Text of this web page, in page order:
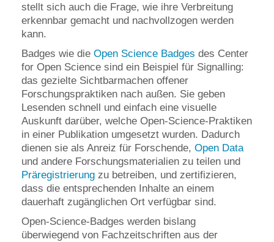
stellt sich auch die Frage, wie ihre Verbreitung
erkennbar gemacht und nachvollzogen werden
kann.
Badges wie die Open Science Badges des Center
for Open Science sind ein Beispiel für Signalling:
das gezielte Sichtbarmachen offener
Forschungspraktiken nach außen. Sie geben
Lesenden schnell und einfach eine visuelle
Auskunft darüber, welche Open-Science-Praktiken
in einer Publikation umgesetzt wurden. Dadurch
dienen sie als Anreiz für Forschende, Open Data
und andere Forschungsmaterialien zu teilen und
Präregistrierung zu betreiben, und zertifizieren,
dass die entsprechenden Inhalte an einem
dauerhaft zugänglichen Ort verfügbar sind.
Open-Science-Badges werden bislang
überwiegend von Fachzeitschriften aus der